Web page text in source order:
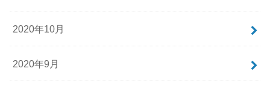
2020年10月
2020年9月